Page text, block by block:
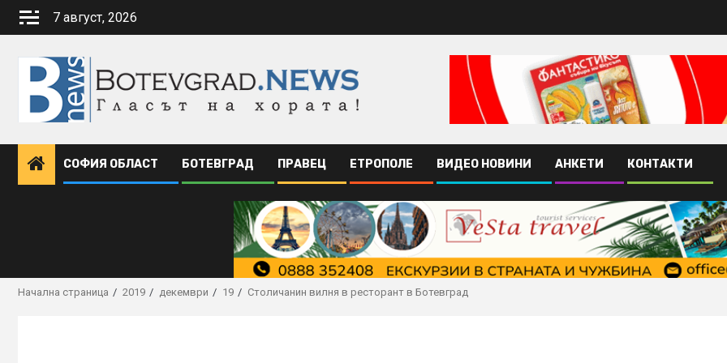
Skip
7 август, 2026
СОФИЯ ОБЛАСТ БОТЕВГРАД ПРАВЕЦ ЕТРОПОЛЕ ВИДЕО НОВИНИ АНКЕТИ КОНТАКТИ
Начална страница 2019 декември 19 Столичанин вилня в ресторант в Ботевград